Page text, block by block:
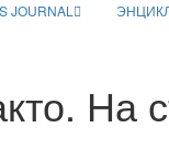
JOURNAL
На